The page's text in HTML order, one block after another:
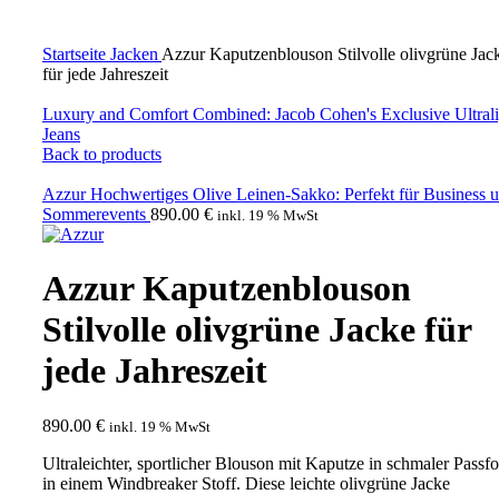
Startseite Jacken Azzur Kaputzenblouson Stilvolle olivgrüne
für jede Jahreszeit
Luxury and Comfort Combined: Jacob Cohen's Exclusive
Jeans
Back to products
Azzur Hochwertiges Olive Leinen-Sakko: Perfekt für Business
Sommerevents 890.00 € inkl. 19 % MwSt
Azzur Kaputzenblouson
Stilvolle olivgrüne Jacke für
jede Jahreszeit
890.00 € inkl. 19 % MwSt
Ultraleichter, sportlicher Blouson mit Kaputze in schmaler
in einem Windbreaker Stoff. Diese leichte olivgrüne Jacke